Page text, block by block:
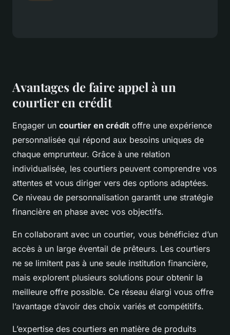
Avantages de faire appel à un
courtier en crédit
Engager un courtier en crédit offre une expérience
personnalisée qui répond aux besoins uniques de
chaque emprunteur. Grâce à une relation
individualisée, les courtiers peuvent comprendre vos
attentes et vous diriger vers des options adaptées.
Ce niveau de personnalisation garantit une stratégie
financière en phase avec vos objectifs.
En collaborant avec un courtier, vous bénéficiez d’un
accès à un large éventail de prêteurs. Les courtiers
ne se limitent pas à une seule institution financière,
mais explorent plusieurs solutions pour obtenir la
meilleure offre possible. Ce réseau élargi vous offre
l’avantage d’avoir des choix variés et compétitifs.
L’expertise des courtiers en matière de produits